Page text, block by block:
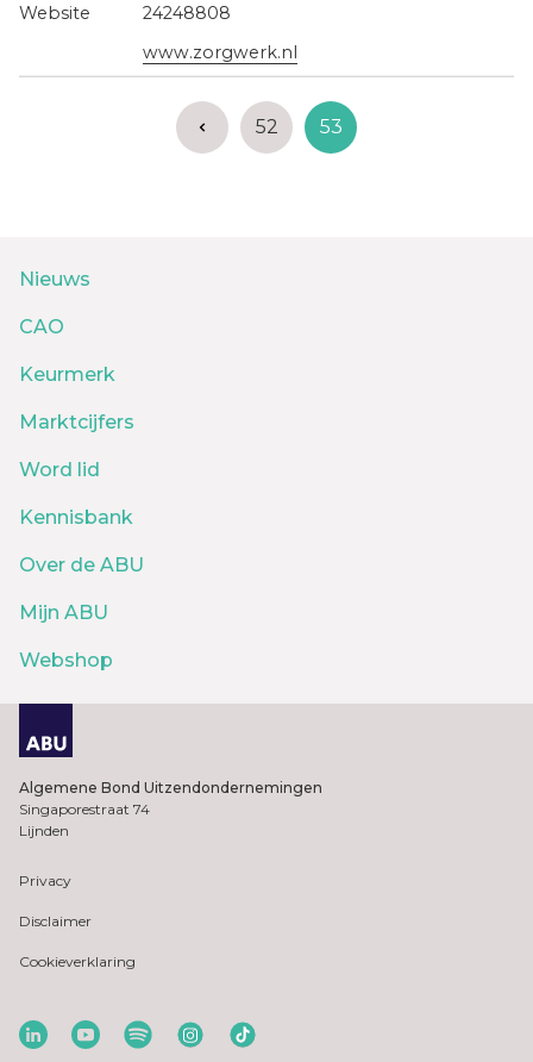
24248808
www.zorgwerk.nl
52 53
Nieuws
CAO
Keurmerk
Marktcijfers
Word lid
Kennisbank
Over de ABU
Mijn ABU
Webshop
Algemene Bond Uitzendondernemingen
Singaporestraat 74
Lijnden
Privacy
Disclaimer
Cookieverklaring